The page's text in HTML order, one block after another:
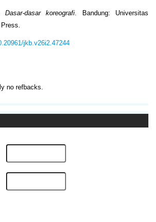
Dasar-dasar koreografi . Bandung: Universitas
jkb.v26i2.47244
no refbacks.